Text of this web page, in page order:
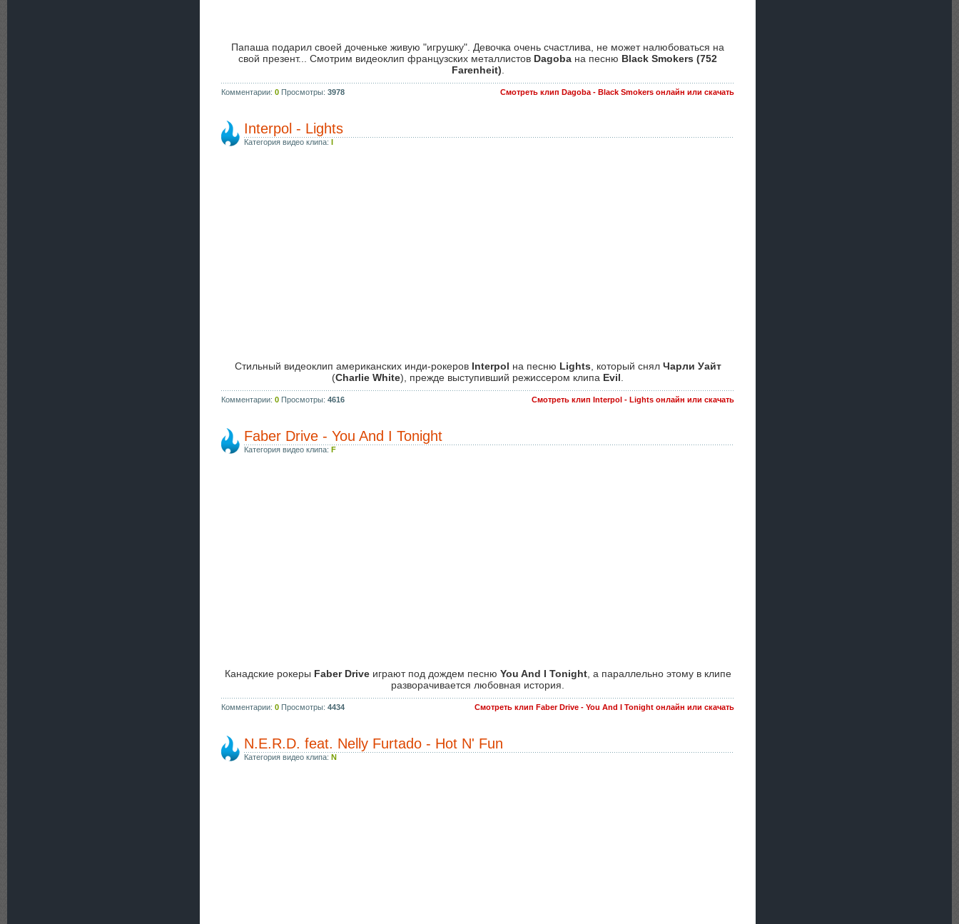
Папаша подарил своей доченьке живую "игрушку". Девочка очень счастлива, не может налюбоваться на
свой презент... Смотрим видеоклип французских металлистов Dagoba на песню Black Smokers (752
Farenheit)
Комментарии: 0 Просмотры: 3978 Смотреть клип Dagoba - Black Smokers онлайн или скачать
Interpol - Lights
Категория видео клипа: I
Стильный видеоклип американских инди-рокеров Interpol на песню Lights , который снял Чарли Уайт
(Charlie White), прежде выступивший режиссером клипа Evil
Комментарии: 0 Просмотры: 4616 Смотреть клип Interpol - Lights онлайн или скачать
Faber Drive - You And I Tonight
Категория видео клипа: F
Канадские рокеры Faber Driveиграют под дождем песню You And I Tonight, а параллельно этому в клипе
разворачивается любовная история.
Комментарии: 0 Просмотры: 4434 Смотреть клип Faber Drive - You And I Tonight онлайн или скачать
N.E.R.D. feat. Nelly Furtado - Hot N' Fun
Категория видео клипа: N